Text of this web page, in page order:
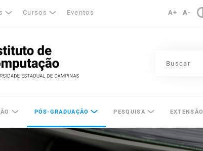
Cursos Eventos A+ A-
Estadual de Campinas
PÓS-GRADUAÇÃO PESQUISA EXTENSÃO